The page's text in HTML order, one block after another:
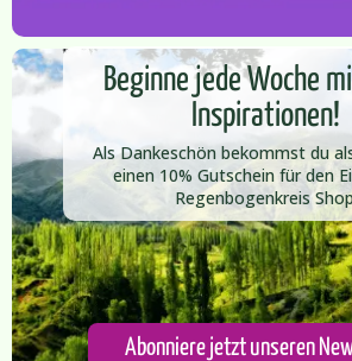
Beginne jede Woche
Inspirationen!
Als Dankeschön bekommst du
einen 10% Gutschein für den
Regenbogenkreis
Abonniere jetzt unseren